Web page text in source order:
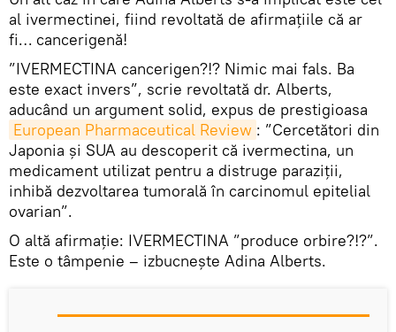
al ivermectinei, fiind revoltată de afirmațiile că ar
fi… cancerigenă!
”IVERMECTINA cancerigen?!? Nimic mai fals. Ba
este exact invers”, scrie revoltată dr. Alberts,
aducând un argument solid, expus de prestigioasa
European Pharmaceutical Review : ”Cercetători din
Japonia și SUA au descoperit că ivermectina, un
medicament utilizat pentru a distruge paraziții,
inhibă dezvoltarea tumorală în carcinomul epitelial
ovarian”.
O altă afirmație: IVERMECTINA ”produce orbire?!?”.
Este o tâmpenie – izbucnește Adina Alberts.